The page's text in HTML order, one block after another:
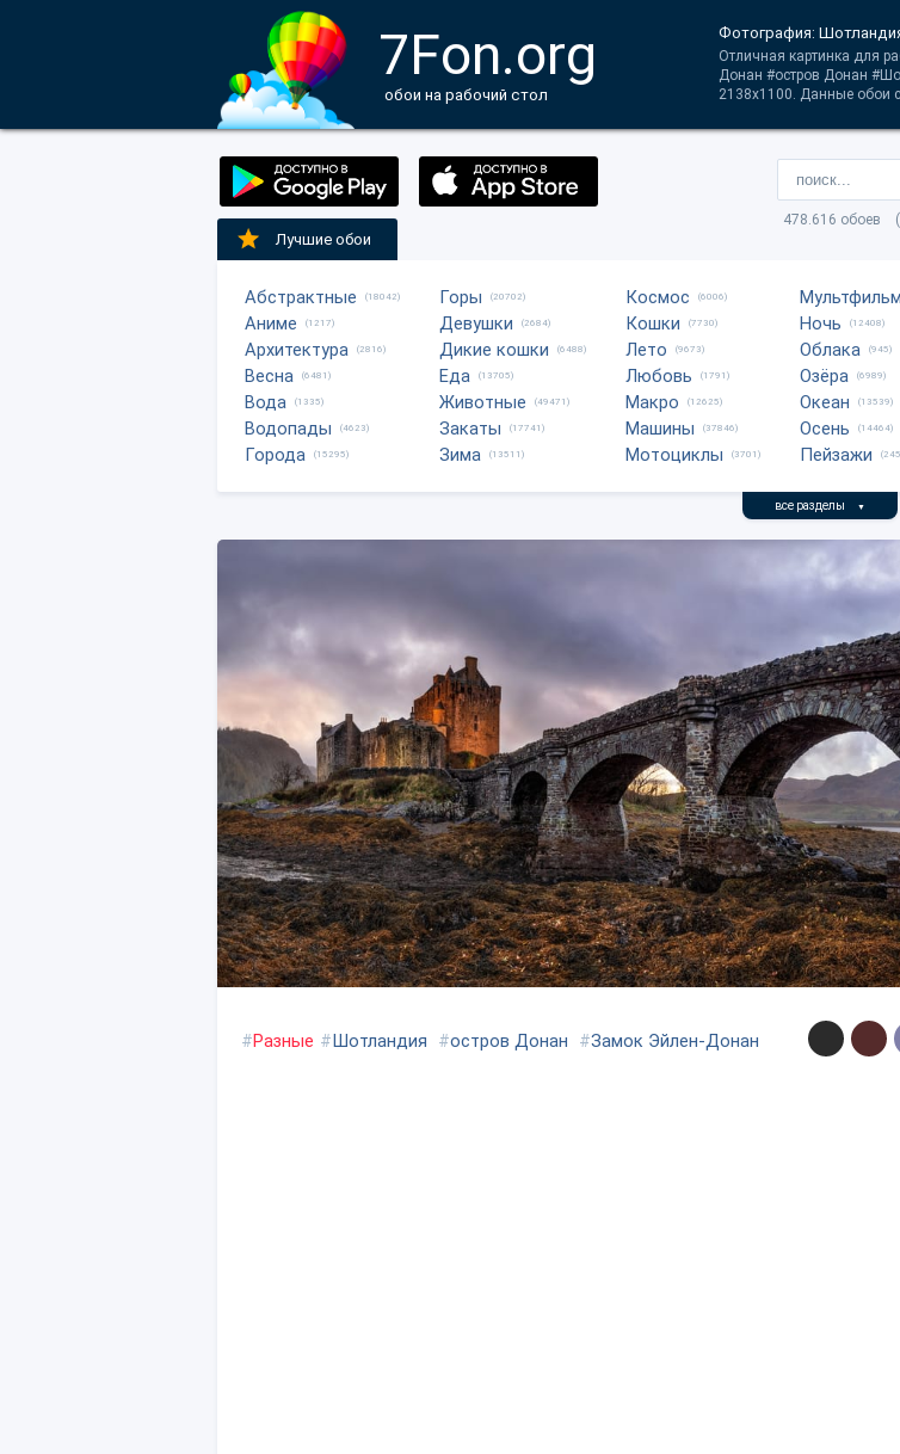
7Fon.org
обои на рабочий стол
Фотография:
Отличная картинка для
Донан #остров Донан
2138x1100. Данные обои
478.616 обоев
Лучшие обои
Абстрактные (18042)
Аниме (1217)
Архитектура (2816)
Весна (6481)
Вода (1335)
Водопады (4623)
Города (15295)
Горы (20702)
Девушки (2684)
Дикие кошки (6488)
Еда (13705)
Животные (49471)
Закаты (17741)
Зима (13511)
Космос (6006)
Кошки (7730)
Лето (9673)
Любовь (1791)
Макро (12625)
Машины (37846)
Мотоциклы (3701)
Ночь (12408)
Облака (945)
Озёра (6989)
Океан (13539)
Осень (14464)
Пейзажи
все разделы ▼
#Разные #Шотландия #остров Донан #Замок Эйлен-Донан